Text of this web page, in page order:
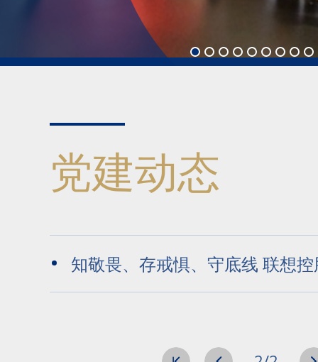
党建动态
知敬畏、存戒惧、守底线 联想